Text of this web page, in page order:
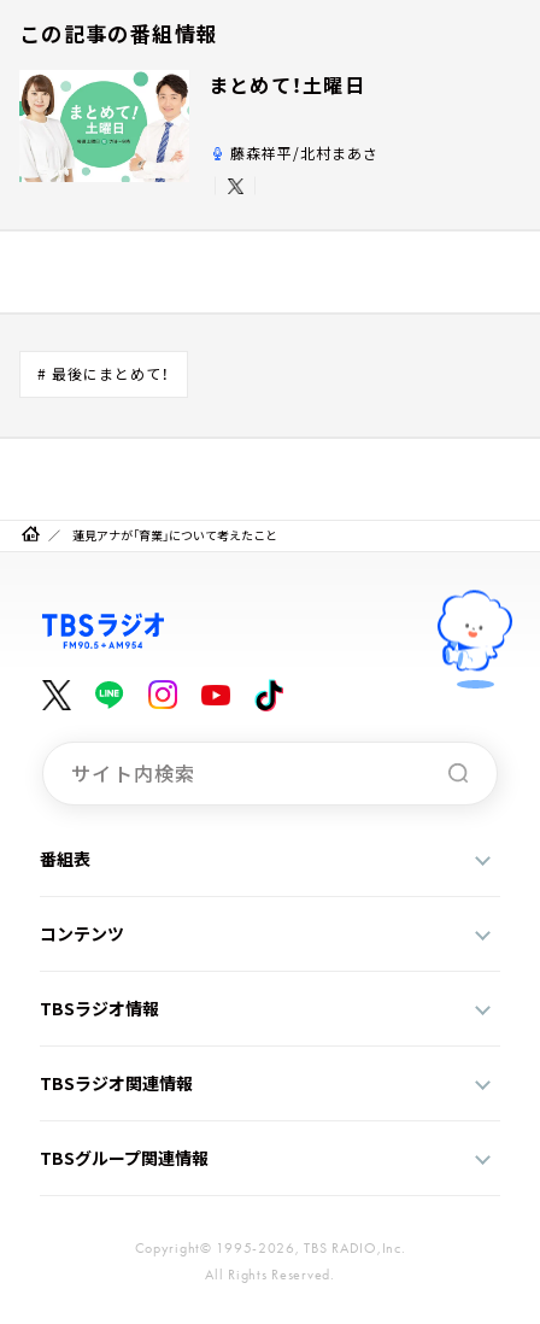
この記事の番組情報
まとめて！土曜日
藤森祥平/北村まあさ
# 最後にまとめて！
蓮見アナが「育業」について考えたこと
番組表
コンテンツ
TBSラジオ情報
TBSラジオ関連情報
TBSグループ関連情報
Copyright© 1995-2026, TBS RADIO,Inc.
All Rights Reserved.